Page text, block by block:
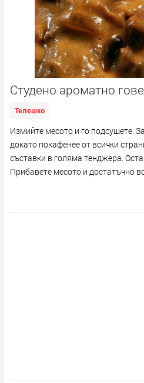
Студено ароматно
Телешко
Измийте месото и го подсушете.
докато покафенее от всички
съставки в голяма тенджера.
Прибавете месото и достатъчно